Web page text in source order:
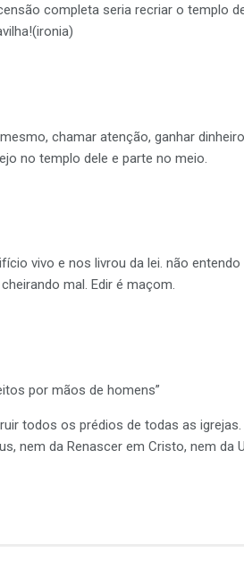
completa seria recriar o templo
chamar atenção, ganhar
no templo dele e parte no meio.
vivo e nos livrou da lei. não entendo
mal. Edir é maçom.
por mãos de homens”
todos os prédios de todas as igrejas.
nem da Renascer em Cristo, nem da